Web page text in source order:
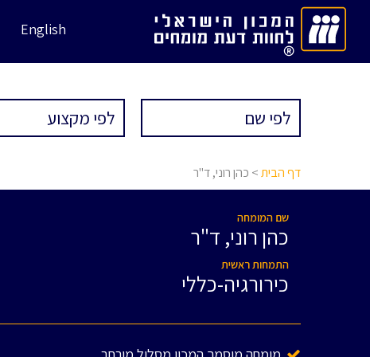
English
דף הבית> כהן רוני, ד"ר
שם המומחה
כהן רוני, ד"ר
התמחות ראשית
כירורגיה-כללי